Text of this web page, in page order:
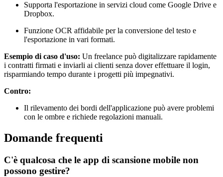
Supporta l'esportazione in servizi cloud come Google Drive e
Dropbox.
Funzione OCR affidabile per la conversione del testo e
l'esportazione in vari formati.
Esempio di caso d'uso: Un freelance può digitalizzare rapidamente
i contratti firmati e inviarli ai clienti senza dover effettuare il login,
risparmiando tempo durante i progetti più impegnativi.
Contro:
Il rilevamento dei bordi dell'applicazione può avere problemi
con le ombre e richiede regolazioni manuali.
Domande frequenti
C'è qualcosa che le app di scansione mobile non
possono gestire?